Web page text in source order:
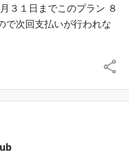
３１日までこのプラン ８
で次回支払いが行われな